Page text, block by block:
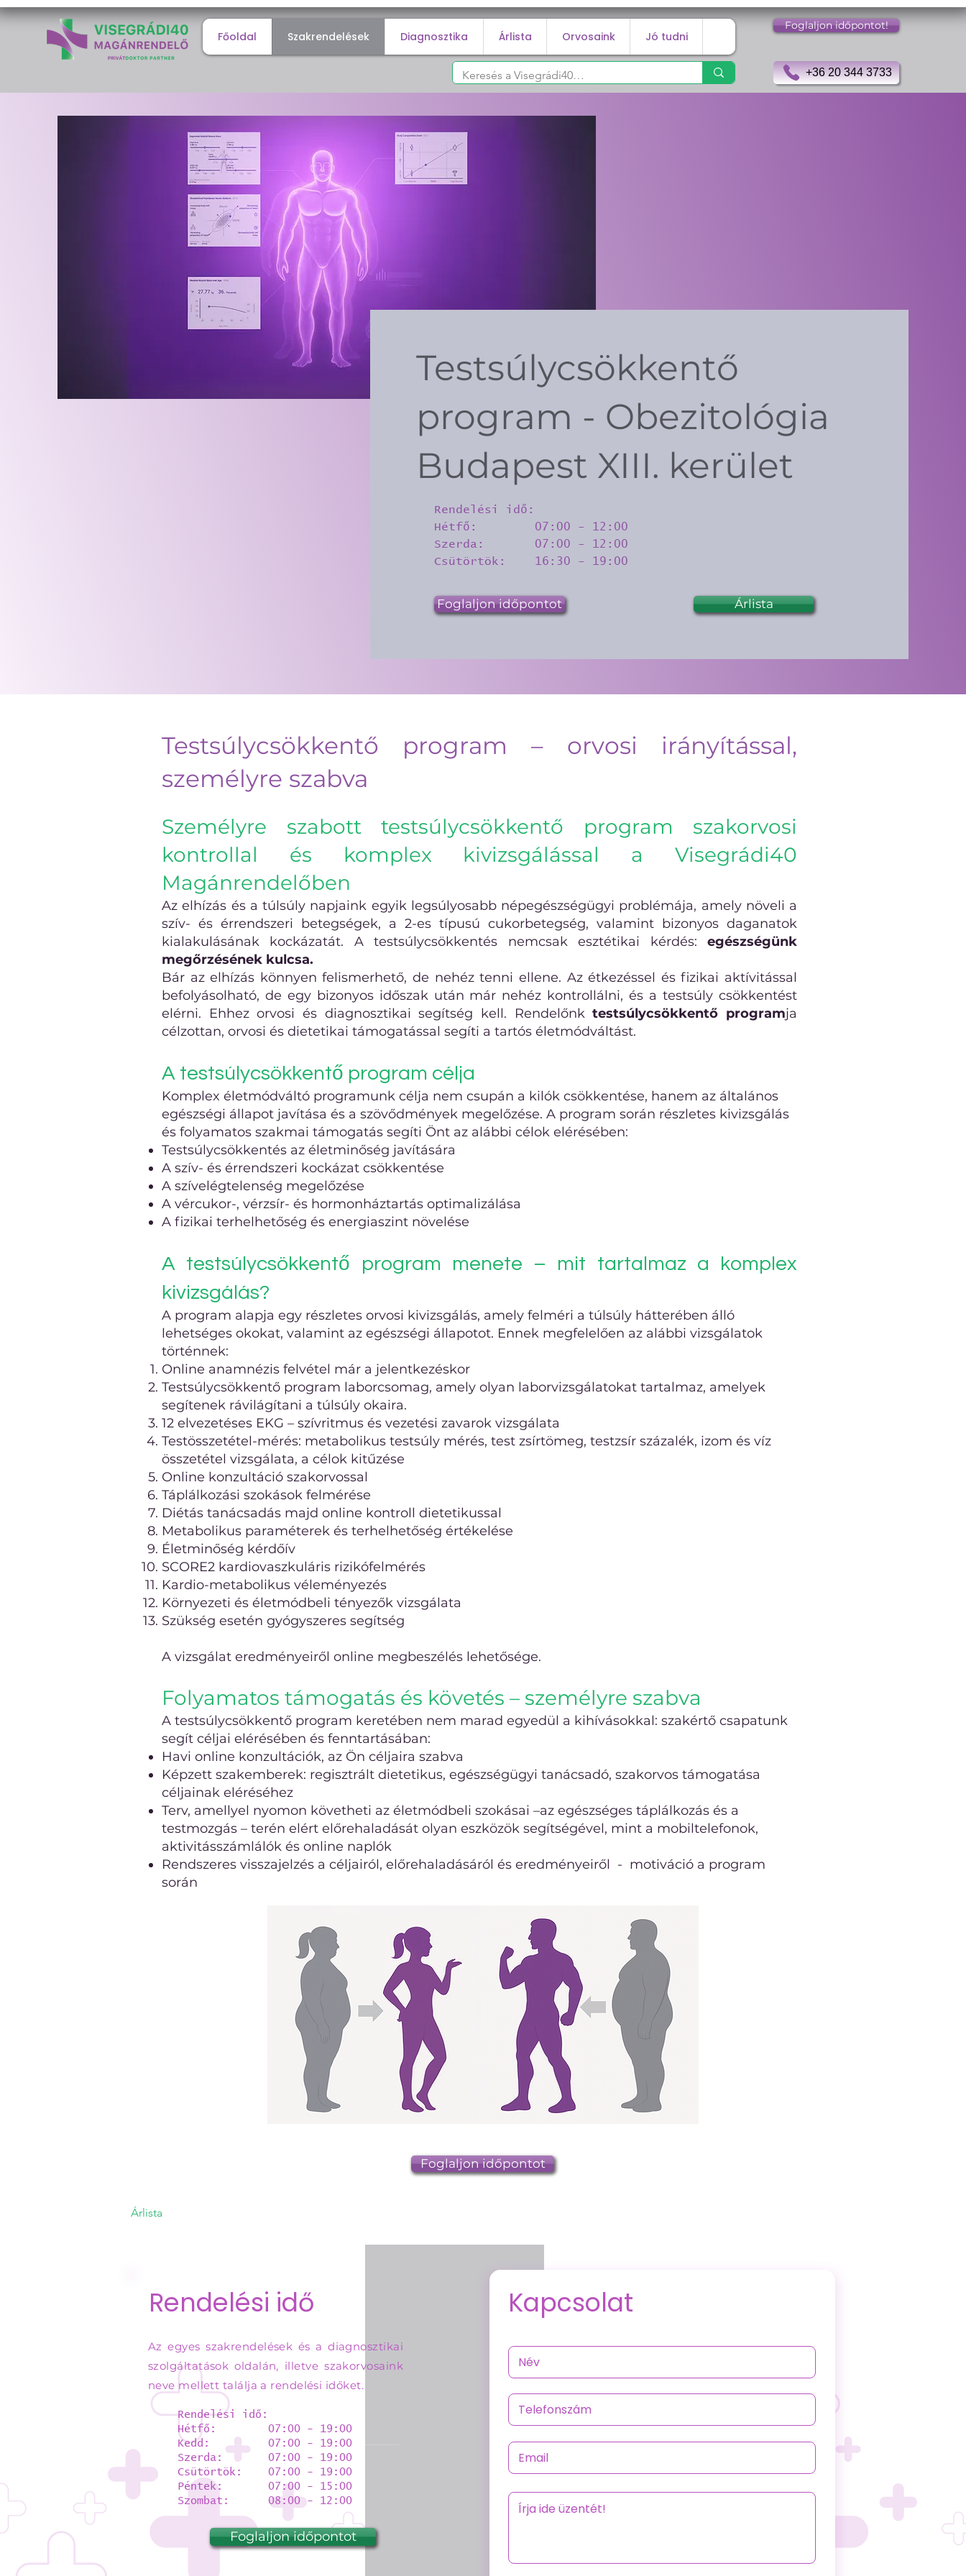
Főoldal Szakrendelések Diagnosztika Árlista Orvosaink Jó tudni
Foglaljon időpontot!
+36 20 344 3733
Testsúlycsökkentő
program - Obezitológia
Budapest XIII. kerület
Rendelési idő:
Hétfő: 07:00 - 12:00
Szerda: 07:00 - 12:00
Csütörtök: 16:30 - 19:00
Foglaljon időpontot Árlista
Testsúlycsökkentő program – orvosi irányítással,
személyre szabva
Személyre szabott testsúlycsökkentő program szakorvosi
kontrollal és komplex kivizsgálással a Visegrádi40
Magánrendelőben
Az elhízás és a túlsúly napjaink egyik legsúlyosabb népegészségügyi problémája, amely növeli a
szív- és érrendszeri betegségek, a 2-es típusú cukorbetegség, valamint bizonyos daganatok
kialakulásának kockázatát. A testsúlycsökkentés nemcsak esztétikai kérdés: egészségünk
megőrzésének kulcsa.
Bár az elhízás könnyen felismerhető, de nehéz tenni ellene. Az étkezéssel és fizikai aktívitással
befolyásolható, de egy bizonyos időszak után már nehéz kontrollálni, és a testsúly csökkentést
elérni. Ehhez orvosi és diagnosztikai segítség kell. Rendelőnktestsúlycsökkentő programja
célzottan, orvosi és dietetikai támogatással segíti a tartós életmódváltást.
A testsúlycsökkentő program célja
Komplex életmódváltó programunk célja nem csupán a kilók csökkentése, hanem az általános
egészségi állapot javítása és a szövődmények megelőzése. A program során részletes kivizsgálás
és folyamatos szakmai támogatás segíti Önt az alábbi célok elérésében:
Testsúlycsökkentés az életminőség javítására
A szív- és érrendszeri kockázat csökkentése
A szívelégtelenség megelőzése
A vércukor-, vérzsír- és hormonháztartás optimalizálása
A fizikai terhelhetőség és energiaszint növelése
A testsúlycsökkentő program menete – mit tartalmaz a komplex
kivizsgálás?
A program alapja egy részletes orvosi kivizsgálás, amely felméri a túlsúly hátterében álló
lehetséges okokat, valamint az egészségi állapotot. Ennek megfelelően az alábbi vizsgálatok
történnek:
Online anamnézis felvétel már a jelentkezéskor
Testsúlycsökkentő program laborcsomag, amely olyan laborvizsgálatokat tartalmaz, amelyek
segítenek rávilágítani a túlsúly okaira.​
12 elvezetéses EKG – szívritmus és vezetési zavarok vizsgálata
Testösszetétel-mérés: metabolikus testsúly mérés, test zsírtömeg, testzsír százalék, izom és víz
összetétel vizsgálata, a célok kitűzése
Online konzultáció szakorvossal​
Táplálkozási szokások felmérése
Diétás tanácsadás majd online kontroll dietetikussal
Metabolikus paraméterek és terhelhetőség értékelése
Életminőség kérdőív
SCORE2 kardiovaszkuláris rizikófelmérés
Kardio-metabolikus véleményezés
Környezeti és életmódbeli tényezők vizsgálata
Szükség esetén gyógyszeres segítség
A vizsgálat eredményeiről online megbeszélés lehetősége.
Folyamatos támogatás és követés – személyre szabva
A testsúlycsökkentő program keretében nem marad egyedül a kihívásokkal: szakértő csapatunk
segít céljai elérésében és fenntartásában:
Havi online konzultációk, az Ön céljaira szabva
Képzett szakemberek: regisztrált dietetikus, egészségügyi tanácsadó, szakorvos támogatása
céljainak eléréséhez
Terv, amellyel nyomon követheti az életmódbeli szokásai –az egészséges táplálkozás és a
testmozgás – terén elért előrehaladását olyan eszközök segítségével, mint a mobiltelefonok,
aktivitásszámlálók és online naplók
Rendszeres visszajelzés a céljairól, előrehaladásáról és eredményeiről - motiváció a program
során
Foglaljon időpontot
Árlista
Rendelési idő
Az egyes szakrendelések és a diagnosztikai
szolgáltatások oldalán, illetve szakorvosaink
neve mellett találja a rendelési időket.
Rendelési idő:
Hétfő: 07:00 - 19:00
Kedd: 07:00 - 19:00
Szerda: 07:00 - 19:00
Csütörtök: 07:00 - 19:00
Péntek: 07:00 - 15:00
Szombat: 08:00 - 12:00
Foglaljon időpontot
Kapcsolat